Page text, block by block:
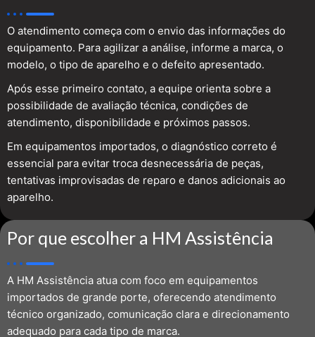
O atendimento começa com o envio das informações do
equipamento. Para agilizar a análise, informe a marca, o
modelo, o tipo de aparelho e o defeito apresentado.
Após esse primeiro contato, a equipe orienta sobre a
possibilidade de avaliação técnica, condições de
atendimento, disponibilidade e próximos passos.
Em equipamentos importados, o diagnóstico correto é
essencial para evitar troca desnecessária de peças,
tentativas improvisadas de reparo e danos adicionais ao
aparelho.
Por que escolher a HM Assistência
A HM Assistência atua com foco em equipamentos
importados de grande porte, oferecendo atendimento
técnico organizado, comunicação clara e direcionamento
adequado para cada tipo de marca.